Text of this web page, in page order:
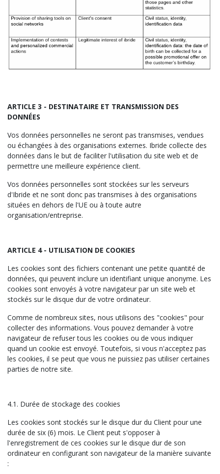
ARTICLE 3 - DESTINATAIRE ET TRANSMISSION DES
DONNÉES
Vos données personnelles ne seront pas transmises, vendues
ou échangées à des organisations externes. Ibride collecte des
données dans le but de faciliter l'utilisation du site web et de
permettre une meilleure expérience client.
Vos données personnelles sont stockées sur les serveurs
d'Ibride et ne sont donc pas transmises à des organisations
situées en dehors de l'UE ou à toute autre
organisation/entreprise.
ARTICLE 4 - UTILISATION DE COOKIES
Les cookies sont des fichiers contenant une petite quantité de
données, qui peuvent inclure un identifiant unique anonyme. Les
cookies sont envoyés à votre navigateur par un site web et
stockés sur le disque dur de votre ordinateur.
Comme de nombreux sites, nous utilisons des "cookies" pour
collecter des informations. Vous pouvez demander à votre
navigateur de refuser tous les cookies ou de vous indiquer
quand un cookie est envoyé. Toutefois, si vous n'acceptez pas
les cookies, il se peut que vous ne puissiez pas utiliser certaines
parties de notre site.
4.1. Durée de stockage des cookies
Les cookies sont stockés sur le disque dur du Client pour une
durée de six (6) mois. Le Client peut s'opposer à
l'enregistrement de ces cookies sur le disque dur de son
ordinateur en configurant son navigateur de la manière suivante
: